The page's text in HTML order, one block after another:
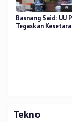
Basnang Said: UU
Tegaskan
Tekno